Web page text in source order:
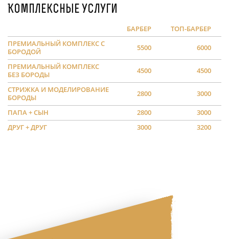
Комплексные услуги
БАРБЕР
ТОП-БАРБЕР
ПРЕМИАЛЬНЫЙ КОМПЛЕКС С
БОРОДОЙ
5500 6000
ПРЕМИАЛЬНЫЙ КОМПЛЕКС
БЕЗ БОРОДЫ
4500 4500
СТРИЖКА И МОДЕЛИРОВАНИЕ
БОРОДЫ
2800 3000
ПАПА + СЫН 2800
3000
ДРУГ + ДРУГ
3000 3200